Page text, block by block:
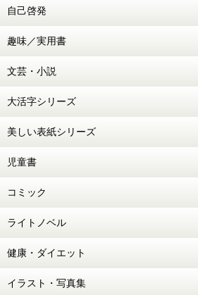
自己啓発
趣味／実用書
文芸・小説
大活字シリーズ
美しい表紙シリーズ
児童書
コミック
ライトノベル
健康・ダイエット
イラスト・写真集